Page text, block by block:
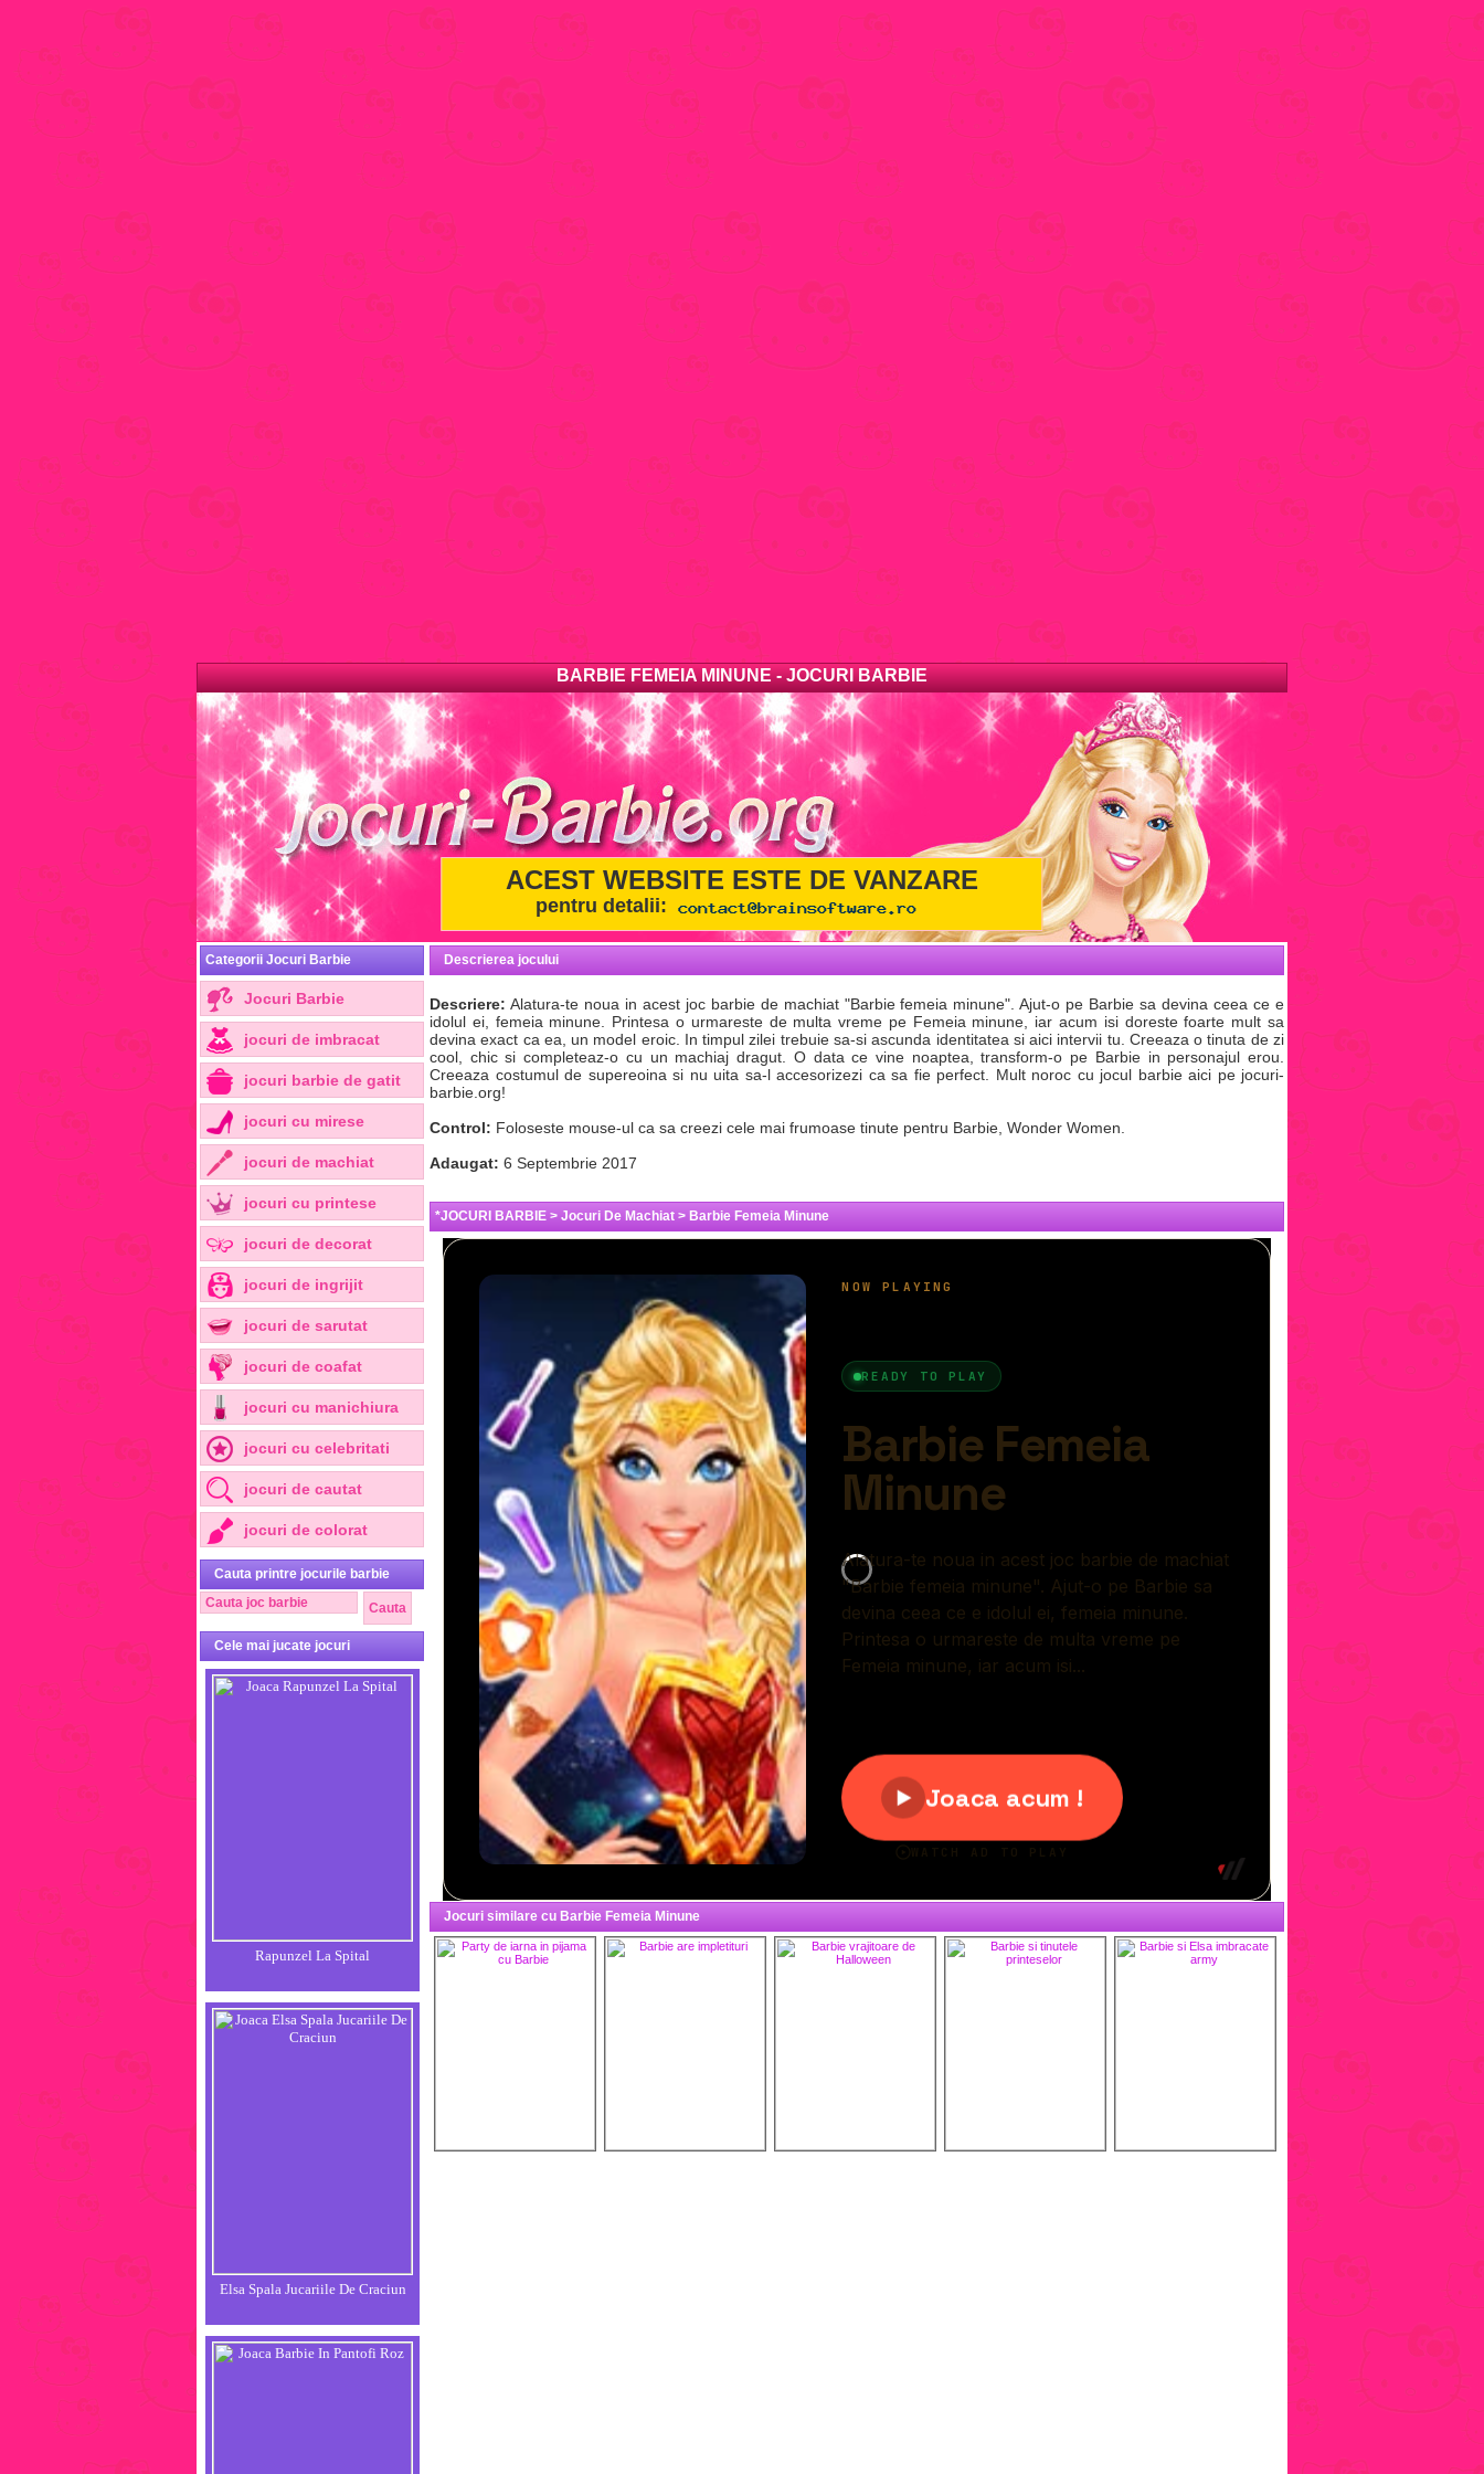
BARBIE FEMEIA MINUNE - JOCURI BARBIE
ACEST WEBSITE ESTE DE VANZARE
pentru detalii:
Categorii Jocuri Barbie
Jocuri Barbie
jocuri de imbracat
jocuri barbie de gatit
jocuri cu mirese
jocuri de machiat
jocuri cu printese
jocuri de decorat
jocuri de ingrijit
jocuri de sarutat
jocuri de coafat
jocuri cu manichiura
jocuri cu celebritati
jocuri de cautat
jocuri de colorat
Cauta printre jocurile barbie
Cele mai jucate jocuri
Rapunzel La Spital
Elsa Spala Jucariile De Craciun
Descrierea jocului
Descriere: Alatura-te noua in acest joc barbie de machiat "Barbie femeia minune". Ajut-o pe Barbie sa devina ceea ce e
idolul ei, femeia minune. Printesa o urmareste de multa vreme pe Femeia minune, iar acum isi doreste foarte mult sa
devina exact ca ea, un model eroic. In timpul zilei trebuie sa-si ascunda identitatea si aici intervii tu. Creeaza o tinuta de zi
cool, chic si completeaz-o cu un machiaj dragut. O data ce vine noaptea, transform-o pe Barbie in personajul erou.
Creeaza costumul de supereoina si nu uita sa-l accesorizezi ca sa fie perfect. Mult noroc cu jocul barbie aici pe jocuri-
barbie.org!
Control: Foloseste mouse-ul ca sa creezi cele mai frumoase tinute pentru Barbie, Wonder Women.
Adaugat: 6 Septembrie 2017
*JOCURI BARBIE > Jocuri De Machiat > Barbie Femeia Minune
Jocuri similare cu Barbie Femeia Minune